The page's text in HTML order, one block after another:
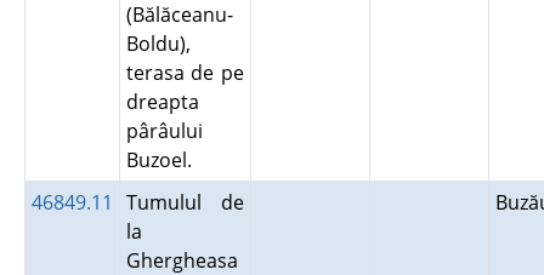
(Bălăceanu-
Boldu),
terasa de pe
dreapta
pârâului
Buzoel.
46849.11
Tumulul de
la
Ghergheasa